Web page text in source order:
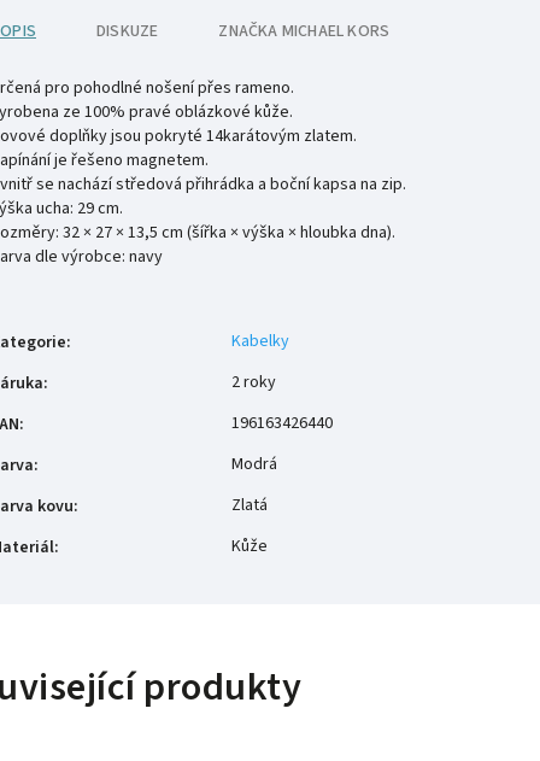
DISKUZE ZNAČKA MICHAEL KORS
pro pohodlné nošení přes rameno.
ze 100% pravé oblázkové kůže.
doplňky jsou pokryté 14karátovým zlatem.
je řešeno magnetem.
se nachází středová přihrádka a boční kapsa na zip.
ucha: 29 cm.
32 × 27 × 13,5 cm (šířka × výška × hloubka dna).
dle výrobce: navy
:
Kabelky
:
2 roky
:
196163426440
:
Modrá
kovu:
Zlatá
: Kůže
produkty